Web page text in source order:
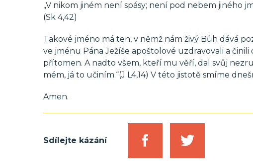
„V nikom jiném není spásy; není pod nebem jiného
(Sk 4,42)
Takové jméno má ten, v němž nám živý Bůh dává
ve jménu Pána Ježíše apoštolové uzdravovali a
přítomen. A nadto všem, kteří mu věří, dal svůj
mém, já to učiním.“(J L4,14) V této jistotě smíme
Amen.
Sdílejte kázání